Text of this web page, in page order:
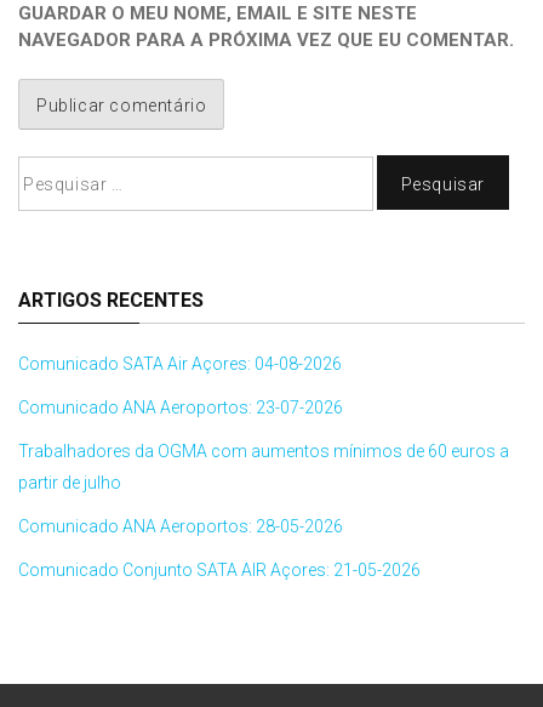
GUARDAR O MEU NOME, EMAIL E SITE NESTE
NAVEGADOR PARA A PRÓXIMA VEZ QUE EU COMENTAR.
ARTIGOS RECENTES
Comunicado SATA Air Açores: 04-08-2026
Comunicado ANA Aeroportos: 23-07-2026
Trabalhadores da OGMA com aumentos mínimos de 60 euros a
partir de julho
Comunicado ANA Aeroportos: 28-05-2026
Comunicado Conjunto SATA AIR Açores: 21-05-2026